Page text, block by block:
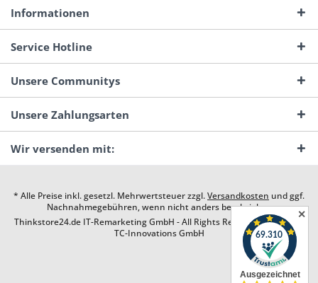
Informationen
Service Hotline
Unsere Communitys
Unsere Zahlungsarten
Wir versenden mit:
* Alle Preise inkl. gesetzl. Mehrwertsteuer zzgl.Versandkosten und ggf.
Nachnahmegebühren, wenn nicht anders beschrieben
Thinkstore24.de IT-Remarketing GmbH - All Rights Reserved. Design by
TC-Innovations GmbH
✕